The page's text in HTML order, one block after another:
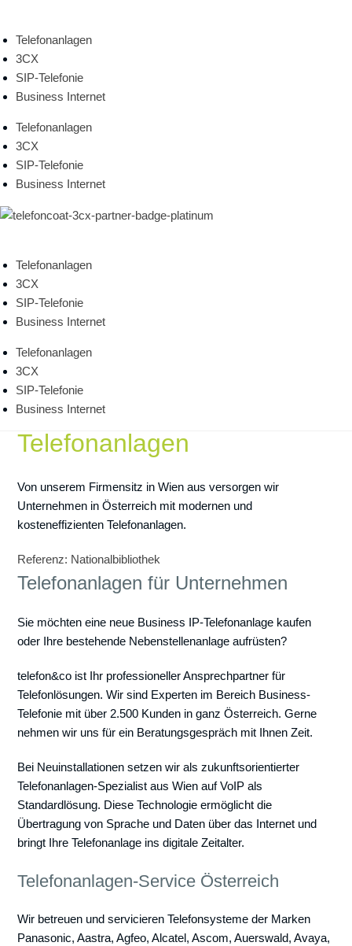
springen
Telefonanlagen
3CX
SIP-Telefonie
Business Internet
Telefonanlagen
3CX
SIP-Telefonie
Business Internet
Telefonanlagen
3CX
SIP-Telefonie
Business Internet
Telefonanlagen
3CX
SIP-Telefonie
Business Internet
Moderne VoIP-
Telefonanlagen
Von unserem Firmensitz in Wien aus versorgen wir
Unternehmen in Österreich mit modernen und
kosteneffizienten Telefonanlagen.
Referenz: Nationalbibliothek
Telefonanlagen für Unternehmen
Sie möchten eine neue Business IP-Telefonanlage kaufen
oder Ihre bestehende Nebenstellenanlage aufrüsten?
telefon&co ist Ihr professioneller Ansprechpartner für
Telefonlösungen. Wir sind Experten im Bereich Business-
Telefonie mit über 2.500 Kunden in ganz Österreich. Gerne
nehmen wir uns für ein Beratungsgespräch mit Ihnen Zeit.
Bei Neuinstallationen setzen wir als zukunftsorientierter
Telefonanlagen-Spezialist aus Wien auf VoIP als
Standardlösung. Diese Technologie ermöglicht die
Übertragung von Sprache und Daten über das Internet und
bringt Ihre Telefonanlage ins digitale Zeitalter.
Telefonanlagen-Service Österreich
Wir betreuen und servicieren Telefonsysteme der Marken
Panasonic, Aastra, Agfeo, Alcatel, Ascom, Auerswald, Avaya,